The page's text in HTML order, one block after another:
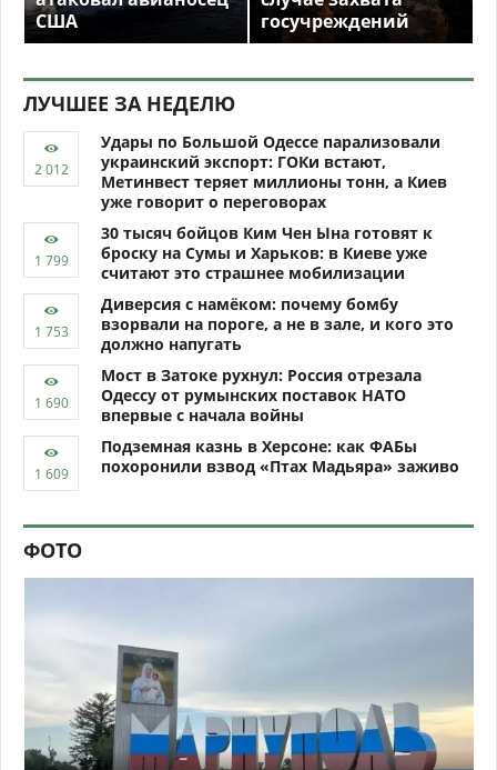
США
госучреждений
ЛУЧШЕЕ ЗА НЕДЕЛЮ
Удары по Большой Одессе парализовали
украинский экспорт: ГОКи встают,
Метинвест теряет миллионы тонн, а Киев
уже говорит о переговорах
30 тысяч бойцов Ким Чен Ына готовят к
броску на Сумы и Харьков: в Киеве уже
считают это страшнее мобилизации
Диверсия с намёком: почему бомбу
взорвали на пороге, а не в зале, и кого это
должно напугать
Мост в Затоке рухнул: Россия отрезала
Одессу от румынских поставок НАТО
впервые с начала войны
Подземная казнь в Херсоне: как ФАБы
похоронили взвод «Птах Мадьяра» заживо
ФОТО